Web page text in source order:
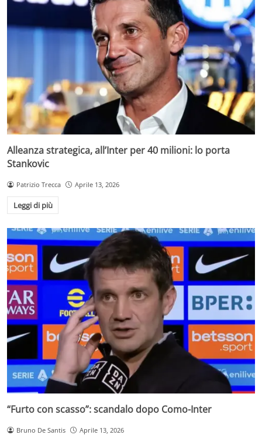
Alleanza strategica, all’Inter per 40 milioni: lo porta
Stankovic
Patrizio Trecca Aprile 13, 2026
Leggi di più
“Furto con scasso”: scandalo dopo Como-Inter
Bruno De Santis Aprile 13, 2026